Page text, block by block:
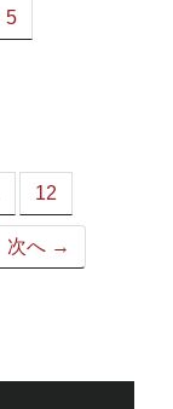
5
12
次へ →